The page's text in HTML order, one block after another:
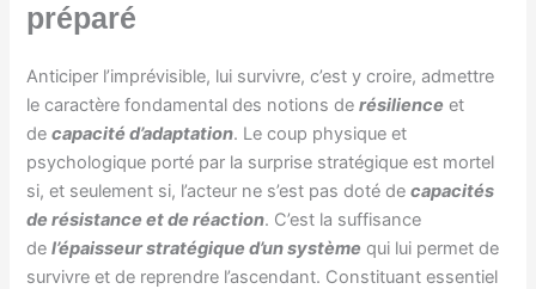
préparé
Anticiper l’imprévisible, lui survivre, c’est y croire, admettre
le caractère fondamental des notions derésilience et
decapacité d’adaptation. Le coup physique et
psychologique porté par la surprise stratégique est mortel
si, et seulement si, l’acteur ne s’est pas doté decapacités
de résistance et de réaction. C’est la suffisance
del’épaisseur stratégique d’un système qui lui permet de
survivre et de reprendre l’ascendant. Constituant essentiel